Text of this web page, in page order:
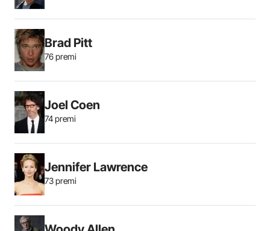
Brad Pitt
76 premi
Joel Coen
74 premi
Jennifer Lawrence
73 premi